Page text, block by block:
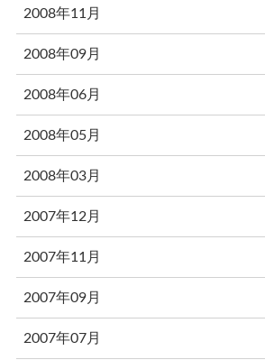
2008年11月
2008年09月
2008年06月
2008年05月
2008年03月
2007年12月
2007年11月
2007年09月
2007年07月